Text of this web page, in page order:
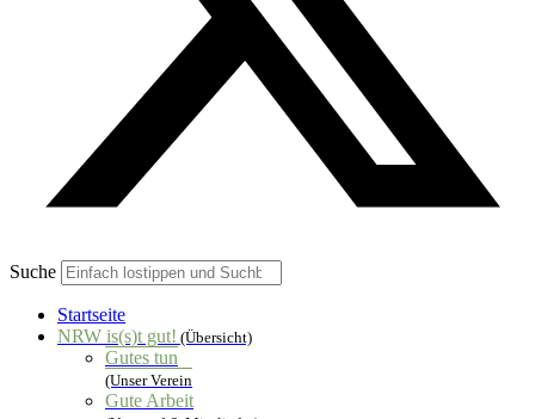
Suche
Startseite
NRW is(s)t gut! (Übersicht)
Gutes tun
(Unser Verein
Gute Arbeit